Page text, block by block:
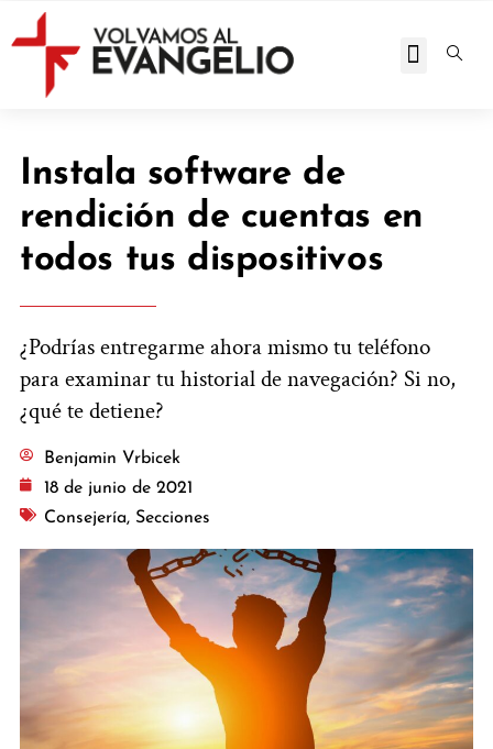
Instala software de
rendición de cuentas en
todos tus dispositivos
¿Podrías entregarme ahora mismo tu teléfono
para examinar tu historial de navegación? Si no,
¿qué te detiene?
Benjamin Vrbicek
18 de junio de 2021
Consejería, Secciones